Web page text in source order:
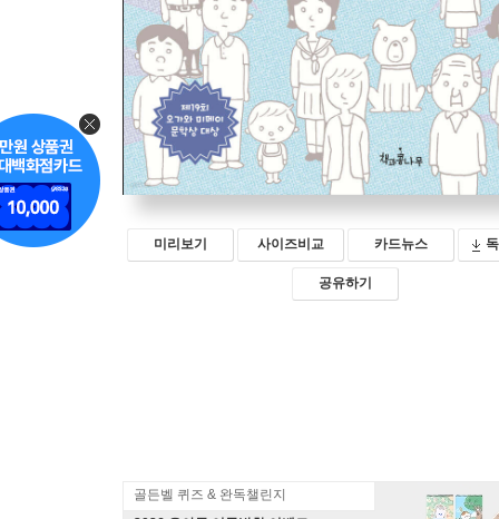
미리보기 사이즈비교 카드뉴스
공유하기
골든벨 퀴즈 & 완독챌린지